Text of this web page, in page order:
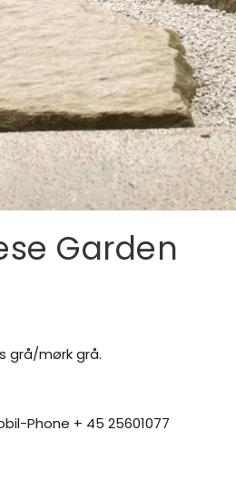
Garden
grå/mørk grå.
Phone + 45 25601077